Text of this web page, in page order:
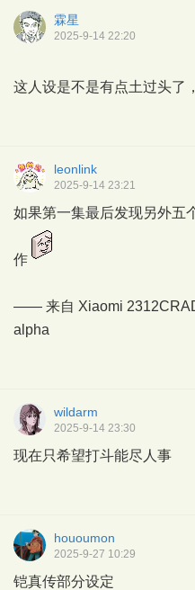
霖星
2025-9-14 22:20
这人设是不是有点土过头了
leonlink
2025-9-14 23:21
如果第一集最后发现另外五
作
—— 来自 Xiaomi
alpha
wildarm
2025-9-14 23:30
现在只希望打斗能尽人事
hououmon
2025-9-27 10:29
铠真传部分设定